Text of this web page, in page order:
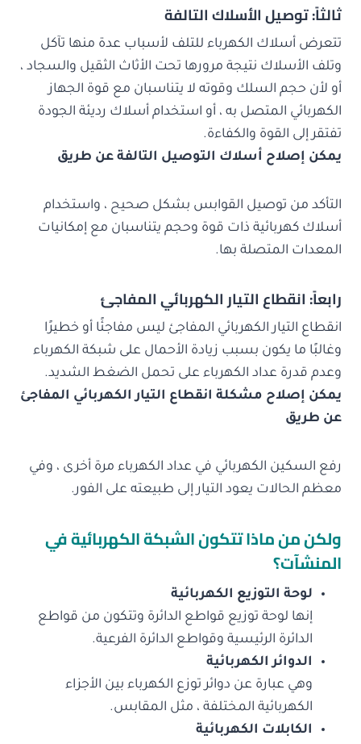
ثالثاً: توصيل الأسلاك التالفة
تتعرض أسلاك الكهرباء للتلف لأسباب عدة منها تآكل
وتلف الأسلاك نتيجة مرورها تحت الأثاث الثقيل والسجاد ،
أو لأن حجم السلك وقوته لا يتناسبان مع قوة الجهاز
الكهربائي المتصل به ، أو استخدام أسلاك رديئة الجودة
تفتقر إلى القوة والكفاءة.
يمكن إصلاح أسلاك التوصيل التالفة عن طريق
التأكد من توصيل القوابس بشكل صحيح ، واستخدام
أسلاك كهربائية ذات قوة وحجم يتناسبان مع إمكانيات
المعدات المتصلة بها.
رابعاً: انقطاع التيار الكهربائي المفاجئ
انقطاع التيار الكهربائي المفاجئ ليس مفاجئًا أو خطيرًا
وغالبًا ما يكون بسبب زيادة الأحمال على شبكة الكهرباء
وعدم قدرة عداد الكهرباء على تحمل الضغط الشديد.
يمكن إصلاح مشكلة انقطاع التيار الكهربائي المفاجئ
عن طريق
رفع السكين الكهربائي في عداد الكهرباء مرة أخرى ، وفي
معظم الحالات يعود التيار إلى طبيعته على الفور.
ولكن من ماذا تتكون الشبكة الكهربائية في
المنشآت؟
لوحة التوزيع الكهربائية
إنها لوحة توزيع قواطع الدائرة وتتكون من قواطع
الدائرة الرئيسية وقواطع الدائرة الفرعية.
الدوائر الكهربائية
وهي عبارة عن دوائر توزع الكهرباء بين الأجزاء
الكهربائية المختلفة ، مثل المقابس.
الكابلات الكهربائية